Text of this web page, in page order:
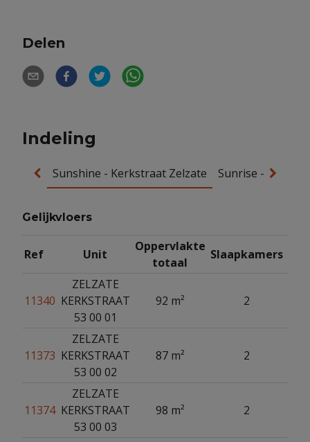
Delen
Indeling
Sunshine - Kerkstraat Zelzate Sunrise - Victor
Gelijkvloers
Ref Unit
Oppervlakte
totaal
Slaapkamers
11340
ZELZATE
KERKSTRAAT
53 00 01
92 m² 2
11373
ZELZATE
KERKSTRAAT
53 00 02
87 m² 2
11374
ZELZATE
KERKSTRAAT
53 00 03
98 m² 2